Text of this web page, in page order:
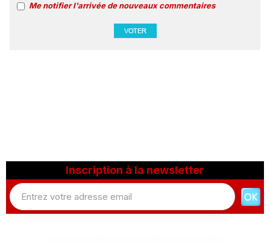
Me notifier l'arrivée de nouveaux commentaires
Inscription à la newsletter